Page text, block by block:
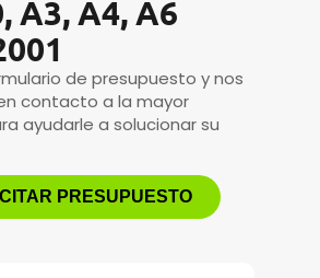
A3, A4, A6
de presupuesto y nos
contacto a la mayor
ayudarle a solucionar su
PRESUPUESTO